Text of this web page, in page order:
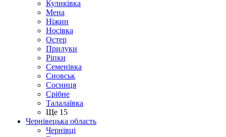
Куликівка
Мена
Ніжин
Носівка
Остер
Прилуки
Ріпки
Семенівка
Сновськ
Сосниця
Срібне
Талалаївка
Ще 15
Чернівецька область
Чернівці